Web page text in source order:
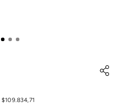
$109.834,71